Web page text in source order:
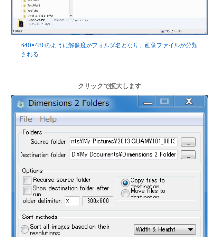
640×480のように解像度がフォルダ名となり、画像ファイルが分類
される
クリックで拡大します